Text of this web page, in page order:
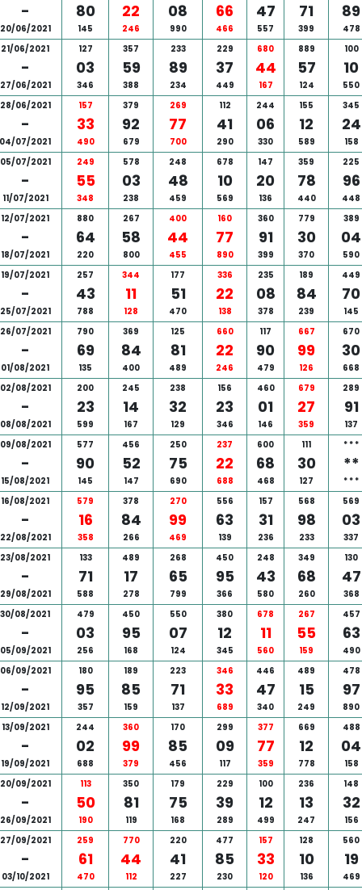
-
20/06/2021
80
145
22
246
08
990
66
466
47
557
71
399
89
478
21/06/2021
-
27/06/2021
127
03
346
357
59
388
233
89
234
229
37
449
680
44
167
889
57
124
100
10
550
28/06/2021
-
04/07/2021
157
33
490
379
92
679
269
77
700
112
41
290
244
06
330
155
12
589
345
24
158
05/07/2021
-
11/07/2021
249
55
348
578
03
238
248
48
459
678
10
569
147
20
136
359
78
440
225
96
448
12/07/2021
-
18/07/2021
880
64
220
267
58
800
400
44
455
160
77
890
360
91
399
779
30
370
389
04
590
19/07/2021
-
25/07/2021
257
43
788
344
11
128
177
51
470
336
22
138
235
08
378
189
84
239
449
70
145
26/07/2021
-
01/08/2021
790
69
135
369
84
400
125
81
489
660
22
246
117
90
479
667
99
126
670
30
668
02/08/2021
-
08/08/2021
200
23
599
245
14
167
238
32
129
156
23
346
460
01
146
679
27
359
289
91
137
09/08/2021
-
15/08/2021
577
90
145
456
52
147
250
75
690
237
22
688
600
68
468
111
30
127
* * *
**
* * *
16/08/2021
-
22/08/2021
579
16
358
378
84
266
270
99
469
556
63
139
157
31
236
568
98
233
569
03
337
23/08/2021
-
29/08/2021
133
71
588
489
17
278
268
65
799
450
95
366
248
43
580
349
68
260
130
47
368
30/08/2021
-
05/09/2021
479
03
256
450
95
168
550
07
124
380
12
345
678
11
560
267
55
159
457
63
490
06/09/2021
-
12/09/2021
180
95
357
189
85
159
223
71
137
346
33
689
446
47
340
489
15
249
478
97
890
13/09/2021
-
19/09/2021
244
02
688
360
99
379
170
85
456
299
09
117
377
77
359
669
12
778
488
04
158
20/09/2021
-
26/09/2021
113
50
190
350
81
119
179
75
168
229
39
289
100
12
499
236
13
247
148
32
156
27/09/2021
-
03/10/2021
259
61
470
770
44
112
220
41
227
477
85
230
157
33
120
128
10
136
560
19
469